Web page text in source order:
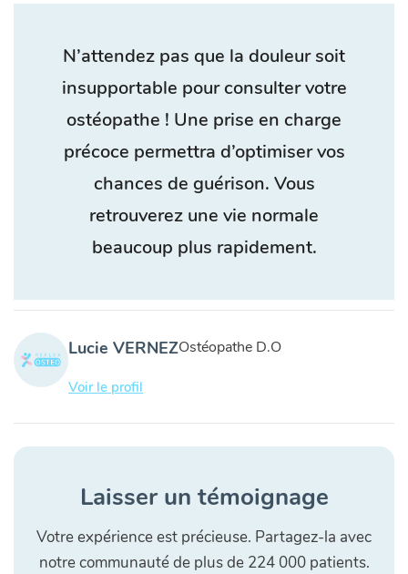
N’attendez pas que la douleur soit
insupportable pour consulter votre
ostéopathe ! Une prise en charge
précoce permettra d’optimiser vos
chances de guérison. Vous
retrouverez une vie normale
beaucoup plus rapidement.
Lucie VERNEZOstéopathe D.O
Voir le profil
Laisser un témoignage
Votre expérience est précieuse. Partagez-la avec
notre communauté de plus de 224 000 patients.